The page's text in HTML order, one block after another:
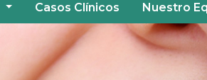
Casos Clínicos Nuestro